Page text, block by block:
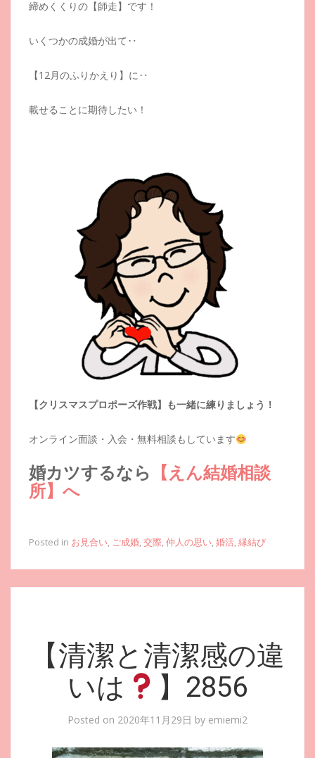
締めくくりの【師走】です！
いくつかの成婚が出て‥
【12月のふりかえり】に‥
載せることに期待したい！
【クリスマスプロポーズ作戦】も一緒に練りましょう！
オンライン面談・入会・無料相談もしています
婚カツするなら
【えん結婚相談
所】へ
Posted in お見合い, ご成婚,交際,仲人の思い,婚活,縁結び
【清潔と清潔感の違
いは
】2856
Posted on 2020年11月29日 by emiemi2